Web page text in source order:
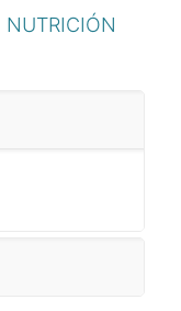
NUTRICIÓN